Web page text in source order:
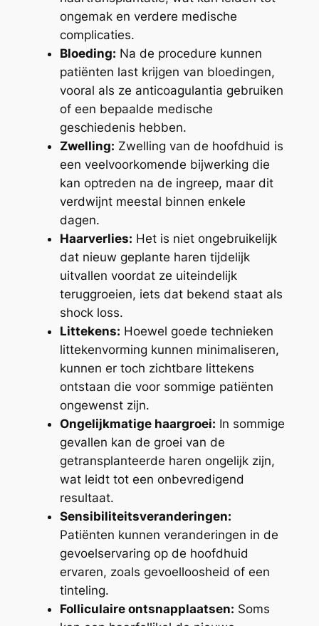
ongemak en verdere medische
complicaties.
Bloeding: Na de procedure kunnen
patiënten last krijgen van bloedingen,
vooral als ze anticoagulantia gebruiken
of een bepaalde medische
geschiedenis hebben.
Zwelling: Zwelling van de hoofdhuid is
een veelvoorkomende bijwerking die
kan optreden na de ingreep, maar dit
verdwijnt meestal binnen enkele
dagen.
Haarverlies: Het is niet ongebruikelijk
dat nieuw geplante haren tijdelijk
uitvallen voordat ze uiteindelijk
teruggroeien, iets dat bekend staat als
shock loss.
Littekens: Hoewel goede technieken
littekenvorming kunnen minimaliseren,
kunnen er toch zichtbare littekens
ontstaan die voor sommige patiënten
ongewenst zijn.
Ongelijkmatige haargroei: In sommige
gevallen kan de groei van de
getransplanteerde haren ongelijk zijn,
wat leidt tot een onbevredigend
resultaat.
Sensibiliteitsveranderingen:
Patiënten kunnen veranderingen in de
gevoelservaring op de hoofdhuid
ervaren, zoals gevoelloosheid of een
tinteling.
Folliculaire ontsnapplaatsen: Soms